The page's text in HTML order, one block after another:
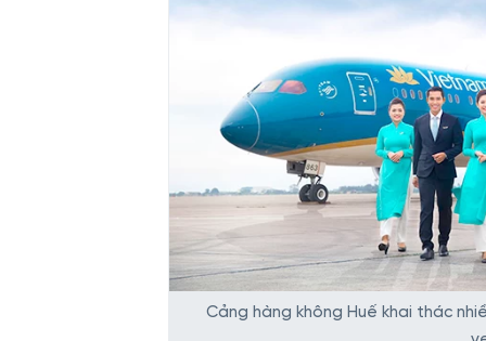
Cảng hàng không Huế khai thác